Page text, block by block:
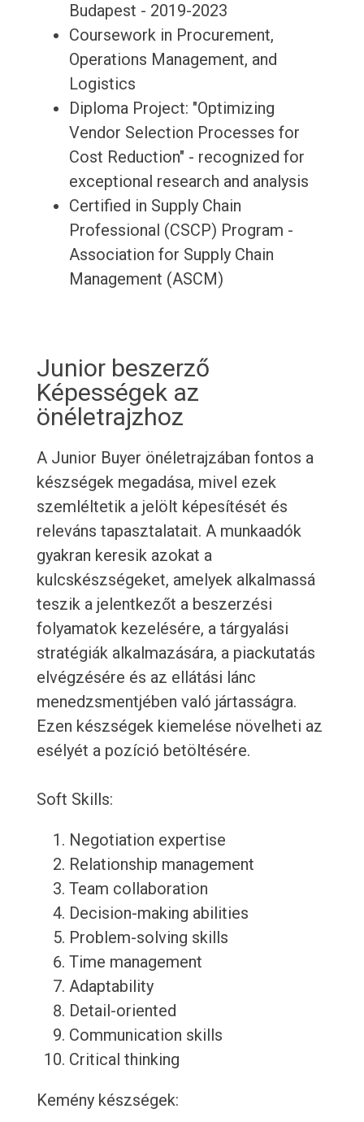
Budapest - 2019-2023
Coursework in Procurement,
Operations Management, and
Logistics
Diploma Project: "Optimizing
Vendor Selection Processes for
Cost Reduction" - recognized for
exceptional research and analysis
Certified in Supply Chain
Professional (CSCP) Program -
Association for Supply Chain
Management (ASCM)
Junior beszerző
Képességek az
önéletrajzhoz
A Junior Buyer önéletrajzában fontos a
készségek megadása, mivel ezek
szemléltetik a jelölt képesítését és
releváns tapasztalatait. A munkaadók
gyakran keresik azokat a
kulcskészségeket, amelyek alkalmassá
teszik a jelentkezőt a beszerzési
folyamatok kezelésére, a tárgyalási
stratégiák alkalmazására, a piackutatás
elvégzésére és az ellátási lánc
menedzsmentjében való jártasságra.
Ezen készségek kiemelése növelheti az
esélyét a pozíció betöltésére.
Soft Skills:
Negotiation expertise
Relationship management
Team collaboration
Decision-making abilities
Problem-solving skills
Time management
Adaptability
Detail-oriented
Communication skills
Critical thinking
Kemény készségek: